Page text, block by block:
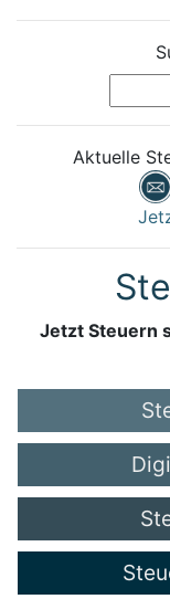
Aktuelle
Jetzt Steuern